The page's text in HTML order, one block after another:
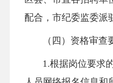
配合，市纪委监委派
（四）资格审查
1.根据岗位要求